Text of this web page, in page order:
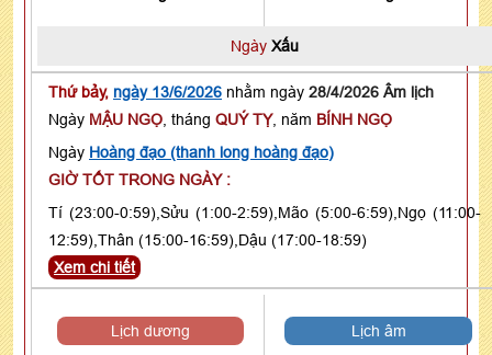
Ngày Xấu
Thứ bảy, ngày 13/6/2026 nhằm ngày 28/4/2026 Âm lịch
Ngày MẬU NGỌ , tháng QUÝ TỴ, năm BÍNH NGỌ
Ngày Hoàng đạo (thanh long hoàng đạo)
GIỜ TỐT TRONG NGÀY :
Tí (23:00-0:59),Sửu (1:00-2:59),Mão (5:00-6:59),Ngọ (11:00-
12:59),Thân (15:00-16:59),Dậu (17:00-18:59)
Xem chi tiết
Lịch dương Lịch âm